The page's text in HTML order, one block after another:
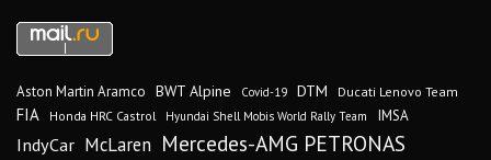
Aston Martin Aramco BWT Alpine Covid-19 DTM Ducati Lenovo Team
FIA Honda HRC Castrol Hyundai Shell Mobis World Rally Team IMSA
IndyCar McLaren Mercedes-AMG PETRONAS